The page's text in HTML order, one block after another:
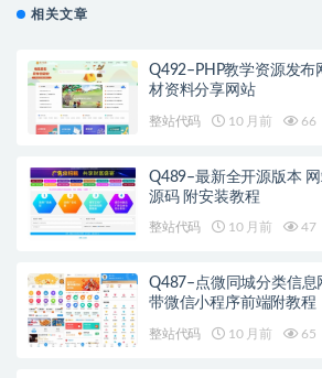
相关文章
Q492–PHP教学资源发布
材资料分享网站
整站代码 10 月前 66
Q489–最新全开源版本
源码 附安装教程
整站代码 10 月前 47
Q487–点微同城分类信
带微信小程序前端附教程
整站代码 10 月前 65